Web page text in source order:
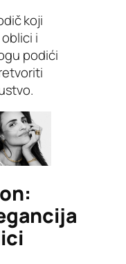
koji
i
podići